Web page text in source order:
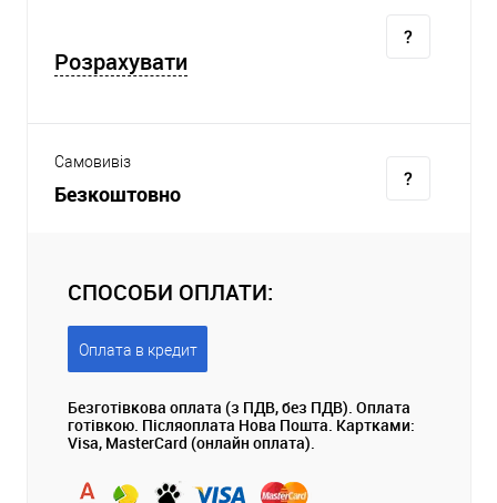
Розрахувати
Самовивіз
Безкоштовно
СПОСОБИ ОПЛАТИ:
Оплата в кредит
Безготівкова оплата (з ПДВ, без ПДВ). Оплата
готівкою. Післяоплата Нова Пошта. Картками:
Visa, MasterCard (онлайн оплата).